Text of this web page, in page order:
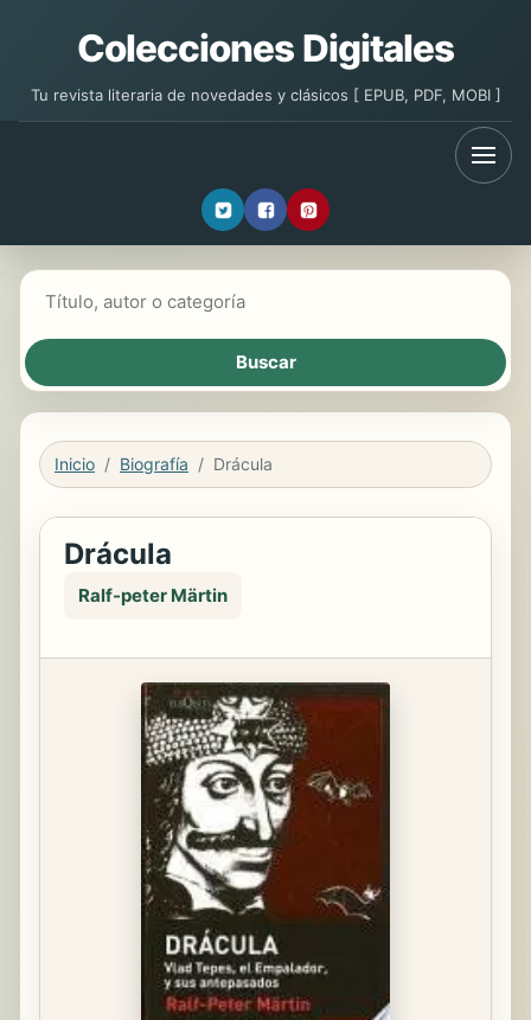
Colecciones Digitales
Tu revista literaria de novedades y clásicos [ EPUB, PDF, MOBI ]
Inicio Biografía Drácula
Drácula
Ralf-peter Märtin